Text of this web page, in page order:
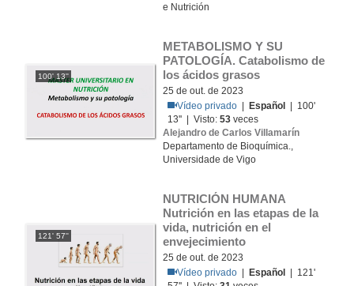
e Nutrición
100' 13''
METABOLISMO Y SU
PATOLOGÍA. Catabolismo de
los ácidos grasos
25 de out. de 2023
Vídeo privado
Español
| 100'
13'' | Visto:53 veces
Alejandro de Carlos Villamarín
Departamento de Bioquímica.,
Universidade de Vigo
121' 57''
NUTRICIÓN HUMANA
Nutrición en las etapas de la
vida, nutrición en el
envejecimiento
25 de out. de 2023
Vídeo privado
Español
| 121'